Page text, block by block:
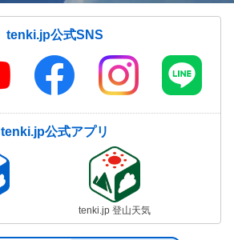
tenki.jp公式SNS
tenki.jp公式アプリ
tenki.jp 登山天気